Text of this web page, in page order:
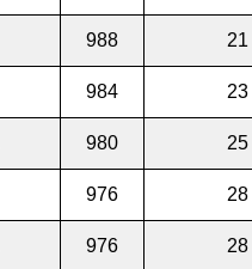
988 21
984 23
980 25
976 28
976 28